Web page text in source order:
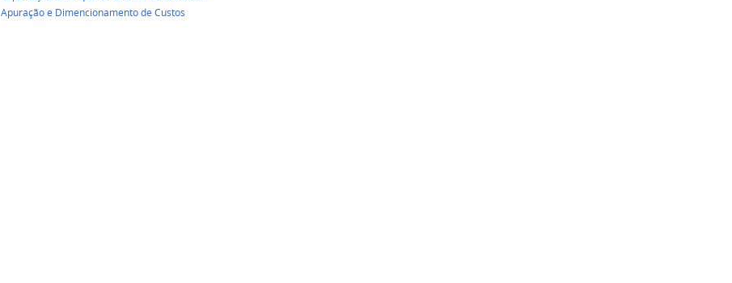
Apuração e Dimencionamento de Custos